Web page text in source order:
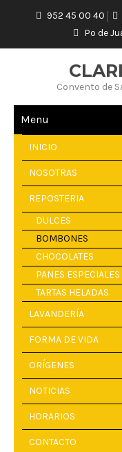
952 45 00 40
Pº de
Convento de
Menu
INICIO
NOSOTRAS
REPOSTERIA
DULCES
BOMBONES
CHOCOLATES
PANES ESPECIALES
TARTAS HELADAS
LAVANDERÍA
FORMA DE VIDA
ORÍGENES
NOTICIAS
HORARIOS
CONTACTO